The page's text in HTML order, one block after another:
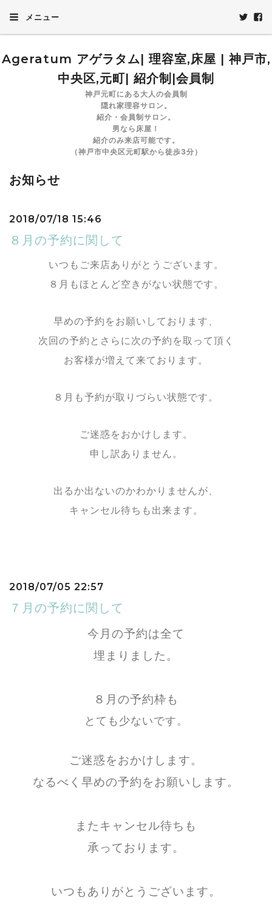
メニュー
Ageratum アゲラタム| 理容室,床屋 | 神戸市,
中央区,元町| 紹介制|会員制
神戸元町にある大人の会員制
隠れ家理容サロン。
紹介・会員制サロン。
男なら床屋！
紹介のみ来店可能です。
（神戸市中央区元町駅から徒歩3分）
お知らせ
2018/07/18 15:46
８月の予約に関して
いつもご来店ありがとうございます。
８月もほとんど空きがない状態です。
早めの予約をお願いしております、
次回の予約とさらに次の予約を取って頂く
お客様が増えて来ております。
８月も予約が取りづらい状態です。
ご迷惑をおかけします。
申し訳ありません。
出るか出ないのかわかりませんが、
キャンセル待ちも出来ます。
2018/07/05 22:57
７月の予約に関して
今月の予約は全て
埋まりました。
８月の予約枠も
とても少ないです。
ご迷惑をおかけします。
なるべく早めの予約をお願いします。
またキャンセル待ちも
承っております。
いつもありがとうございます。